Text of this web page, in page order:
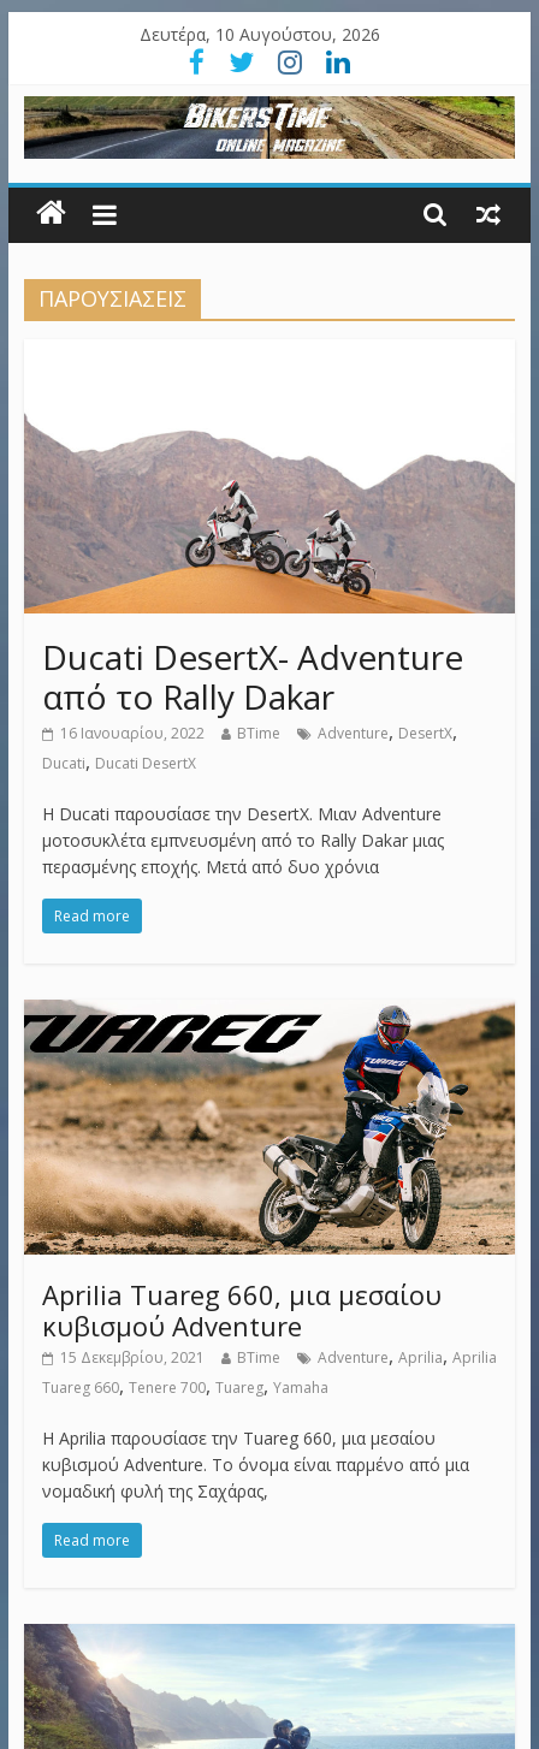
Δευτέρα, 10 Αυγούστου, 2026
ΠΑΡΟΥΣΙΑΣΕΙΣ
Ducati DesertX- Adventure
από το Rally Dakar
16 Ιανουαρίου, 2022 BTime Adventure, DesertX,
Ducati, Ducati DesertX
H Ducati παρουσίασε την DesertX. Μιαν Adventure
μοτοσυκλέτα εμπνευσμένη από το Rally Dakar μιας
περασμένης εποχής. Μετά από δυο χρόνια
Read more
Aprilia Tuareg 660, μια μεσαίου
κυβισμού Adventure
15 Δεκεμβρίου, 2021 BTime Adventure, Aprilia, Aprilia
Tuareg 660, Tenere 700, Tuareg, Yamaha
H Aprilia παρουσίασε την Tuareg 660, μια μεσαίου
κυβισμού Adventure. Το όνομα είναι παρμένο από μια
νομαδική φυλή της Σαχάρας,
Read more